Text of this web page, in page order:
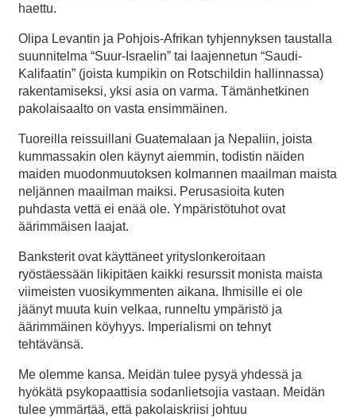
haettu.
Olipa Levantin ja Pohjois-Afrikan tyhjennyksen taustalla
suunnitelma “Suur-Israelin” tai laajennetun “Saudi-
Kalifaatin” (joista kumpikin on Rotschildin hallinnassa)
rakentamiseksi, yksi asia on varma. Tämänhetkinen
pakolaisaalto on vasta ensimmäinen.
Tuoreilla reissuillani Guatemalaan ja Nepaliin, joista
kummassakin olen käynyt aiemmin, todistin näiden
maiden muodonmuutoksen kolmannen maailman maista
neljännen maailman maiksi. Perusasioita kuten
puhdasta vettä ei enää ole. Ympäristötuhot ovat
äärimmäisen laajat.
Banksterit ovat käyttäneet yrityslonkeroitaan
ryöstäessään likipitäen kaikki resurssit monista maista
viimeisten vuosikymmenten aikana. Ihmisille ei ole
jäänyt muuta kuin velkaa, runneltu ympäristö ja
äärimmäinen köyhyys. Imperialismi on tehnyt
tehtävänsä.
Me olemme kansa. Meidän tulee pysyä yhdessä ja
hyökätä psykopaattisia sodanlietsojia vastaan. Meidän
tulee ymmärtää, että pakolaiskriisi johtuu